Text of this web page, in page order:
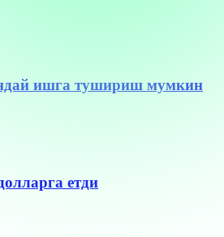
ишга тушириш мумкин
етди